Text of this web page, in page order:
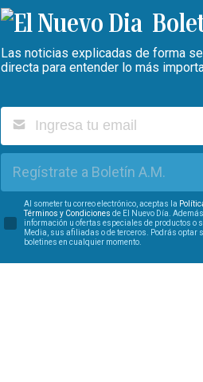
Las noticias explicadas de forma
directa para entender lo más
Regístrate a Boletín A.M.
Al someter tu correo electrónico, aceptas la
Términos y Condiciones de El Nuevo Día.
información u ofertas especiales de productos o
Media, sus afiliadas o de terceros. Podrás optar
boletines en cualquier momento.